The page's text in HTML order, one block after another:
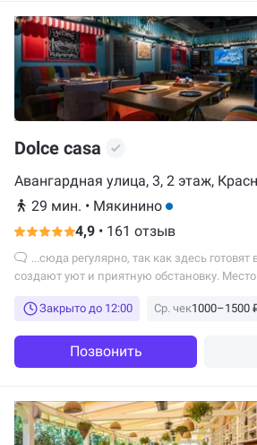
Dolce casa
Авангардная улица, 3, 2 этаж,
29 мин. • Мякинино
4,9 • 161 отзыв
создают уют и приятную обстановку.
Закрыто до 12:00
Ср. чек1000–1500
Позвонить